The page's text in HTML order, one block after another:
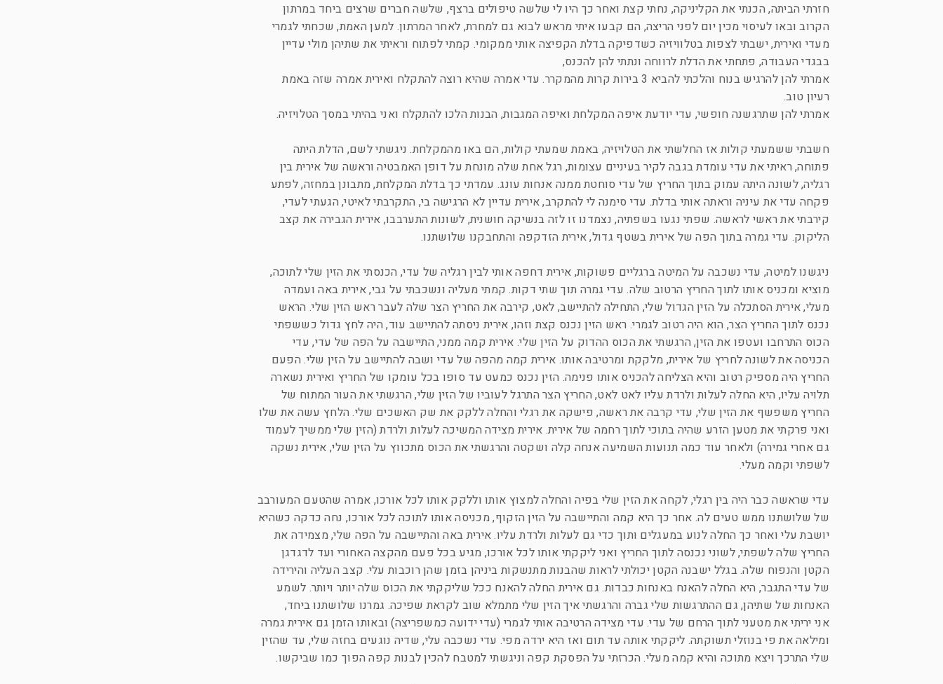
חזרתי הביתה, הכנתי את הקליניקה, נחתי קצת ואחר כך היו לי שלשה טיפולים ברצף, שלשה חברים שרצים ביחד במרתון
הקרוב ובאו לעיסוי מכין יום לפני הריצה, הם קבעו איתי מראש לבוא גם למחרת, לאחר המרתון. למען האמת, שכחתי לגמרי
מעדי ואירית, ישבתי לצפות בטלוויזיה כשדפיקה בדלת הקפיצה אותי ממקומי. קמתי לפתוח וראיתי את שתיהן מולי עדיין
בבגדי העבודה, פתחתי את הדלת לרווחה ונתתי להן להכנס,
אמרתי להן להרגיש בנוח והלכתי להביא 3 בירות קרות מהמקרר. עדי אמרה שהיא רוצה להתקלח ואירית אמרה שזה באמת
רעיון טוב.
אמרתי להן שתרגשנה חופשי, עדי יודעת איפה המקלחת ואיפה המגבות, הבנות הלכו להתקלח ואני בהיתי במסך הטלויזיה.
חשבתי ששמעתי קולות אז החלשתי את הטלויזיה, באמת שמעתי קולות, הם באו מהמקלחת. ניגשתי לשם, הדלת היתה
פתוחה, ראיתי את עדי עומדת בגבה לקיר בעיניים עצומות, רגל אחת שלה מונחת על דופן האמבטיה וראשה של אירית בין
רגליה, לשונה היתה עמוק בתוך החריץ של עדי סוחטת ממנה אנחות עונג. עמדתי כך בדלת המקלחת, מתבונן במחזה, לפתע
פקחה עדי את עיניה וראתה אותי בדלת. עדי סימנה לי להתקרב, אירית עדיין לא הרגישה בי, התקרבתי לאיטי, הגעתי לעדי,
קירבתי את ראשי לראשה. שפתי נגעו בשפתיה, נצמדנו זו לזה בנשיקה חושנית, לשונות התערבבו, אירית הגבירה את קצב
הליקוק. עדי גמרה בתוך הפה של אירית בשטף גדול, אירית הזדקפה והתחבקנו שלושתנו.
ניגשנו למיטה, עדי נשכבה על המיטה ברגליים פשוקות, אירית דחפה אותי לבין רגליה של עדי, הכנסתי את הזין שלי לתוכה,
מוציא ומכניס אותו לתוך החריץ הרטוב שלה. עדי גמרה תוך שתי דקות. קמתי מעליה ונשכבתי על גבי, אירית באה ועמדה
מעלי, אירית הסתכלה על הזין הגדול שלי, התחילה להתיישב, לאט, קירבה את החריץ הצר שלה לעבר ראש הזין שלי. הראש
נכנס לתוך החריץ הצר, הוא היה רטוב לגמרי. ראש הזין נכנס קצת וזהו, אירית ניסתה להתיישב עוד, היה לחץ גדול כששפתי
הכוס התרחבו ועטפו את הזין, הרגשתי את הכוס ההדוק על הזין שלי. אירית קמה ממני, התיישבה על הפה של עדי, עדי
הכניסה את לשונה לחריץ של אירית, מלקקת ומרטיבה אותו. אירית קמה מהפה של עדי ושבה להתיישב על הזין שלי. הפעם
החריץ היה מספיק רטוב והיא הצליחה להכניס אותו פנימה. הזין נכנס כמעט עד סופו בכל עומקו של החריץ ואירית נשארה
תלויה עליו, היא החלה לעלות ולרדת עליו לאט לאט, החריץ הצר התרגל לעוביו של הזין שלי, הרגשתי את העור המתוח של
החריץ משפשף את הזין שלי, עדי קרבה את ראשה, פישקה את רגלי והחלה ללקק את שק האשכים שלי. הלחץ עשה את שלו
ואני פרקתי את מטען הזרע שהיה בתוכי לתוך רחמה של אירית. אירית מצידה המשיכה לעלות ולרדת (הזין שלי ממשיך לעמוד
גם אחרי גמירה) ולאחר עוד כמה תנועות השמיעה אנחה קלה ושקטה והרגשתי את הכוס מתכווץ על הזין שלי, אירית נשקה
לשפתי וקמה מעלי.
עדי שראשה כבר היה בין רגלי, לקחה את הזין שלי בפיה והחלה למצוץ אותו וללקק אותו לכל אורכו, אמרה שהטעם המעורבב
של שלושתנו ממש טעים לה. אחר כך היא קמה והתיישבה על הזין הזקוף, מכניסה אותו לתוכה לכל אורכו, נחה כדקה כשהיא
יושבת עלי ואחר כך החלה לנוע במעגלים ותוך כדי גם לעלות ולרדת עליו. אירית באה והתיישבה על הפה שלי, מצמידה את
החריץ שלה לשפתי, לשוני נכנסה לתוך החריץ ואני ליקקתי אותו לכל אורכו, מגיע בכל פעם מהקצה האחורי ועד לדגדגן
הקטן והנפוח שלה. בגלל ישבנה הקטן יכולתי לראות שהבנות מתנשקות ביניהן בזמן שהן רוכבות עלי. קצב העליה והירידה
של עדי התגבר, היא החלה להאנח באנחות כבדות. גם אירית החלה להאנח ככל שליקקתי את הכוס שלה יותר ויותר. לשמע
האנחות של שתיהן, גם ההתרגשות שלי גברה והרגשתי איך הזין שלי מתמלא שוב לקראת שפיכה. גמרנו שלושתנו ביחד,
אני יריתי את מטעני לתוך הרחם של עדי. עדי מצידה הרטיבה אותי לגמרי (עדי ידועה כמשפריצה) ובאותו הזמן גם אירית גמרה
ומילאה את פי בנוזלי תשוקתה. ליקקתי אותה עד תום ואז היא ירדה מפי. עדי נשכבה עלי, שדיה נוגעים בחזה שלי, עד שהזין
שלי התרכך ויצא מתוכה והיא קמה מעלי. הכרזתי על הפסקת קפה וניגשתי למטבח להכין לבנות קפה הפוך כמו שביקשו.